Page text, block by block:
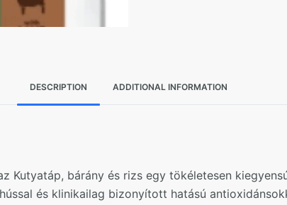
DESCRIPTION ADDITIONAL INFORMATION
Kutyatáp, bárány és rizs egy tökéletesen
és klinikailag bizonyított hatású